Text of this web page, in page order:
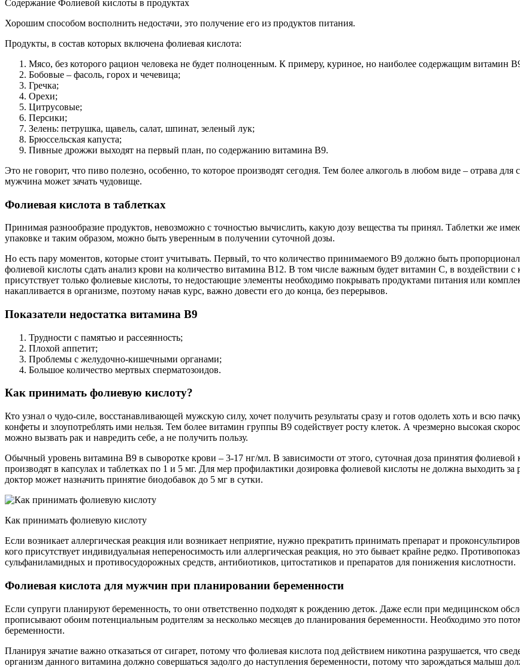
Содержание Фолиевой кислоты в продуктах
Хорошим способом восполнить недостачи, это получение его из продуктов питания.
Продукты, в состав которых включена фолиевая кислота:
Мясо, без которого рацион человека не будет полноценным. К примеру, куриное, но наиболее содержащим витамин
Бобовые – фасоль, горох и чечевица;
Гречка;
Орехи;
Цитрусовые;
Персики;
Зелень: петрушка, щавель, салат, шпинат, зеленый лук;
Брюссельская капуста;
Пивные дрожжи выходят на первый план, по содержанию витамина В9.
Это не говорит, что пиво полезно, особенно, то которое производят сегодня. Тем более алкоголь в любом виде – отрава
мужчина может зачать чудовище.
Фолиевая кислота в таблетках
Принимая разнообразие продуктов, невозможно с точностью вычислить, какую дозу вещества ты принял. Таблетки же
упаковке и таким образом, можно быть уверенным в получении суточной дозы.
Но есть пару моментов, которые стоит учитывать. Первый, то что количество принимаемого В9 должно быть
фолиевой кислоты сдать анализ крови на количество витамина В12. В том числе важным будет витамин С, в воздействии
присутствует только фолиевые кислоты, то недостающие элементы необходимо покрывать продуктами питания или
накапливается в организме, поэтому начав курс, важно довести его до конца, без перерывов.
Показатели недостатка витамина В9
Трудности с памятью и рассеянность;
Плохой аппетит;
Проблемы с желудочно-кишечными органами;
Большое количество мертвых сперматозоидов.
Как принимать фолиевую кислоту?
Кто узнал о чудо-силе, восстанавливающей мужскую силу, хочет получить результаты сразу и готов одолеть хоть и всю
конфеты и злоупотреблять ими нельзя. Тем более витамин группы В9 содействует росту клеток. А чрезмерно высокая
можно вызвать рак и навредить себе, а не получить пользу.
Обычный уровень витамина В9 в сыворотке крови – 3-17 нг/мл. В зависимости от этого, суточная доза принятия
производят в капсулах и таблетках по 1 и 5 мг. Для мер профилактики дозировка фолиевой кислоты не должна выходить за
доктор может назначить принятие биодобавок до 5 мг в сутки.
Как принимать фолиевую кислоту
Если возникает аллергическая реакция или возникает неприятие, нужно прекратить принимать препарат и
кого присутствует индивидуальная непереносимость или аллергическая реакция, но это бывает крайне редко.
сульфаниламидных и противосудорожных средств, антибиотиков, цитостатиков и препаратов для понижения кислотности.
Фолиевая кислота для мужчин при планировании беременности
Если супруги планируют беременность, то они ответственно подходят к рождению деток. Даже если при медицинском
прописывают обоим потенциальным родителям за несколько месяцев до планирования беременности. Необходимо это
беременности.
Планируя зачатие важно отказаться от сигарет, потому что фолиевая кислота под действием никотина разрушается, что
организм данного витамина должно совершаться задолго до наступления беременности, потому что зарождаться малыш